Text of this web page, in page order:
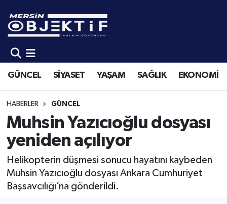
GÜNCEL SİYASET YAŞAM SAĞLIK EKONOMİ
HABERLER GÜNCEL
Muhsin Yazıcıoğlu dosyası
yeniden açılıyor
Helikopterin düşmesi sonucu hayatını kaybeden
Muhsin Yazıcıoğlu dosyası Ankara Cumhuriyet
Başsavcılığı’na gönderildi.
GÜNCEL
SİYASET
YAŞAM
SAĞLIK
EKONOMİ
SPOR
KÜLTÜR-SANAT
Mersin Hava Durumu
Mersin Trafik Yoğunluk Haritası
Süper Lig Puan Durumu ve Fikstür
Tüm Manşetler
Son Dakika Haberleri
Haber Arşivi